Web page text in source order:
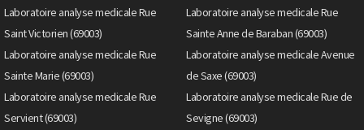
Laboratoire analyse medicale Rue
Saint Victorien (69003)
Laboratoire analyse medicale Rue
Sainte Anne de Baraban (69003)
Laboratoire analyse medicale Rue
Sainte Marie (69003)
Laboratoire analyse medicale Avenue
de Saxe (69003)
Laboratoire analyse medicale Rue
Servient (69003)
Laboratoire analyse medicale Rue de
Sevigne (69003)